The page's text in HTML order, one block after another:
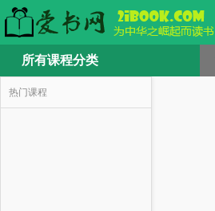
所有课程分类
热门课程